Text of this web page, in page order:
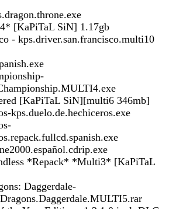
[KaPiTaL SiN] 1.17gb
- kps.driver.san.francisco.multi10
[KaPiTaL SiN][multi6 346mb]
kps.duelo.de.hechiceros.exe
*Repack* *Multi3* [KaPiTaL
Daggerdale-